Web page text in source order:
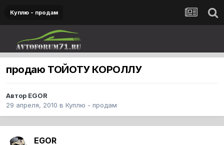
Куплю - продам
продаю ТОЙОТУ КОРОЛЛУ
Автор EGOR
29 апреля, 2010 в Куплю - продам
EGOR